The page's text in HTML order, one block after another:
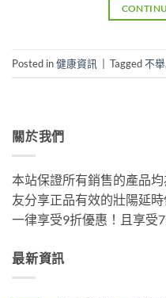
Posted in健康資訊 Tagged不舉,
關於我們
本站保證所有銷售的產品
友分享正品有效的壯陽延
一律享受9折優惠！且享受
最新資訊